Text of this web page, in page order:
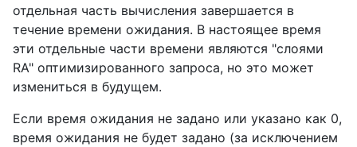
отдельная часть вычисления завершается в
течение времени ожидания. В настоящее время
эти отдельные части времени являются "слоями
RA" оптимизированного запроса, но это может
измениться в будущем.
Если время ожидания не задано или указано как 0,
время ожидания не будет задано (за исключением